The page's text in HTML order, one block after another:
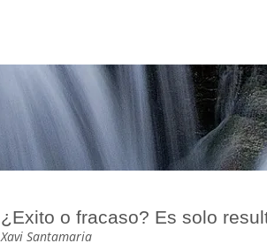
¿Exito o fracaso? Es solo
Xavi Santamaria